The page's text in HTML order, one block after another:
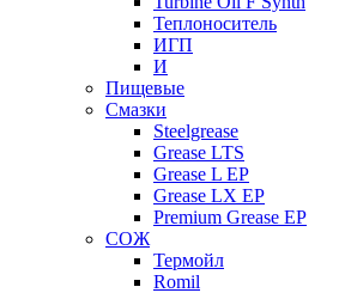
Теплоноситель
ИГП
И
Пищевые
Смазки
Steelgrease
Grease LTS
Grease L EP
Grease LX EP
Premium Grease EP
СОЖ
Термойл
Romil